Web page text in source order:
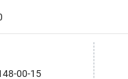
00-15